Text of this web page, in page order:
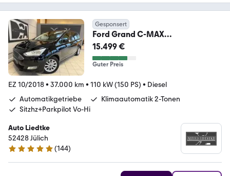
Gesponsert
Ford Grand C-MAX
Titanium/Aut./PDC Vo-
Hi/Sitzhz./Temp
15.499 €
Guter Preis
EZ 10/2018• 37.000 km • 110 kW (150 PS) • Diesel
Automatikgetriebe
Klimaautomatik 2-Tonen
Sitzhz+Parkpilot Vo-Hi
Auto Liedtke
52428 Jülich
5 Sterne
(144)